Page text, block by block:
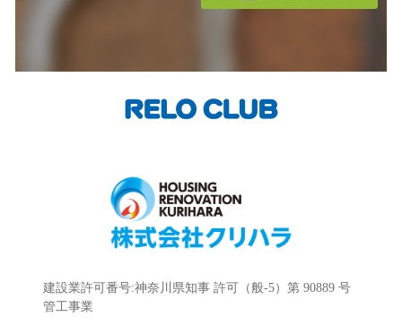
建設業許可番号:神奈川県知事 許可（般-5）第 90889 号
管工事業